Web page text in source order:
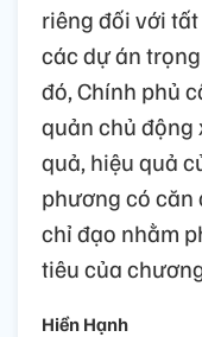
riêng đối với
các dự án
đó, Chính phủ
quản chủ động
quả, hiệu quả
phương có căn
chỉ đạo nhằm
tiêu của
Hiền Hạnh